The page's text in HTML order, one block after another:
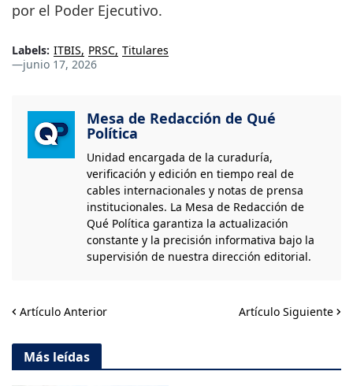
por el Poder Ejecutivo.
Labels: ITBIS PRSC Titulares
—junio 17, 2026
Mesa de Redacción de Qué
Política
Unidad encargada de la curaduría,
verificación y edición en tiempo real de
cables internacionales y notas de prensa
institucionales. La Mesa de Redacción de
Qué Política garantiza la actualización
constante y la precisión informativa bajo la
supervisión de nuestra dirección editorial.
Artículo Anterior Artículo Siguiente
Más leídas